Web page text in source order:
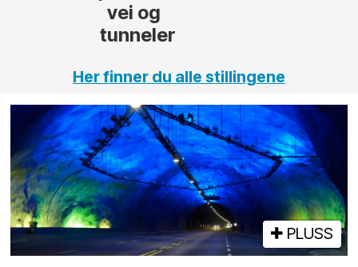
Her finner du alle stillingene
PLUSS